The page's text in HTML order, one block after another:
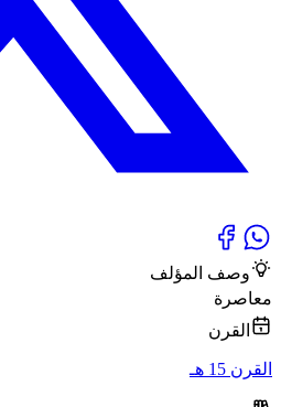
وصف المؤلف
معاصرة
القرن
القرن 15 هـ